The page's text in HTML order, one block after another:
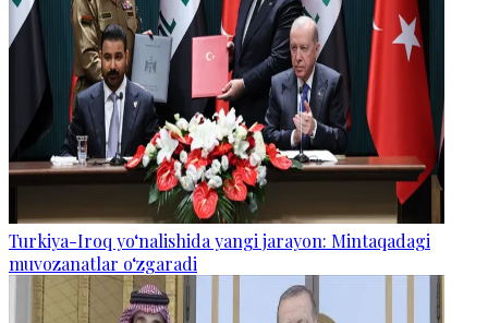
Turkiya-Iroq yo‘nalishida yangi jarayon: Mintaqadagi
muvozanatlar o‘zgaradi